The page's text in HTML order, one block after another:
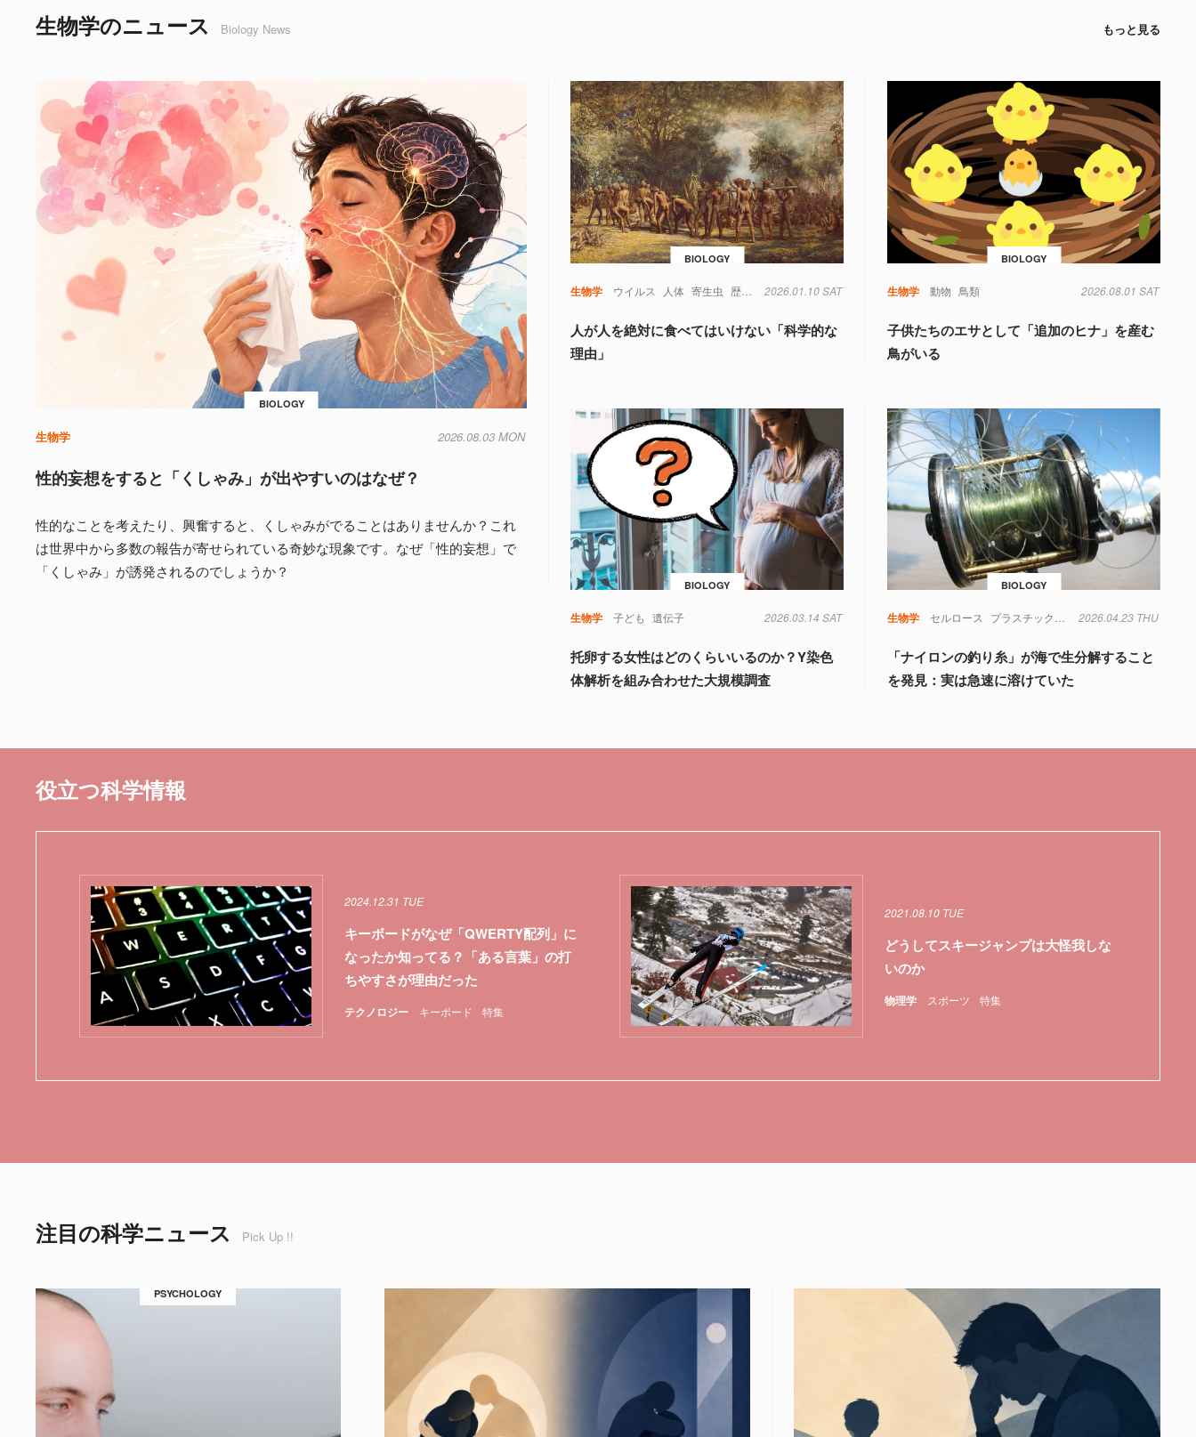
生物学のニュース Biology News もっと見る
BIOLOGY
生物学 2026.08.03 MON
性的妄想をすると「くしゃみ」が出やすいのはなぜ？
性的なことを考えたり、興奮すると、くしゃみがでることはありませんか？これ
は世界中から多数の報告が寄せられている奇妙な現象です。なぜ「性的妄想」で
「くしゃみ」が誘発されるのでしょうか？
BIOLOGY
生物学 ウイルス 人体 寄生虫 歴史 考古学
2026.01.10 SAT
人が人を絶対に食べてはいけない「科学的な
理由」
BIOLOGY
生物学 動物 鳥類 2026.08.01 SAT
子供たちのエサとして「追加のヒナ」を産む
鳥がいる
BIOLOGY
生物学 子ども 遺伝子 2026.03.14 SAT
托卵する女性はどのくらいいるのか？Y染色
体解析を組み合わせた大規模調査
BIOLOGY
生物学 セルロース プラスチック 微生物 海洋生物 生物学
2026.04.23 THU
「ナイロンの釣り糸」が海で生分解すること
を発見：実は急速に溶けていた
役立つ科学情報
テクノロジー キーボード 特集
2024.12.31 TUE
キーボードがなぜ「QWERTY配列」に
なったか知ってる？「ある言葉」の打
ちやすさが理由だった
物理学 スポーツ 特集
2021.08.10 TUE
どうしてスキージャンプは大怪我しな
いのか
注目の科学ニュース Pick Up !!
PSYCHOLOGY